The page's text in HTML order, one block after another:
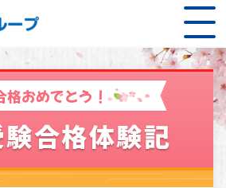
格おめでとう！
合格体験記